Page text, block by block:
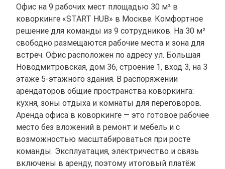
Офис на 9 рабочих мест площадью 30 м² в
коворкинге «START HUB» в Москве. Комфортное
решение для команды из 9 сотрудников. На 30 м²
свободно размещаются рабочие места и зона для
встреч. Офис расположен по адресу ул. Большая
Новодмитровская, дом 36, строение 1, вход 3, на 3
этаже 5-этажного здания. В распоряжении
арендаторов общие пространства коворкинга:
кухня, зоны отдыха и комнаты для переговоров.
Аренда офиса в коворкинге — это готовое рабочее
место без вложений в ремонт и мебель и с
возможностью масштабироваться при росте
команды. Эксплуатация, электричество и связь
включены в аренду, поэтому итоговый платёж